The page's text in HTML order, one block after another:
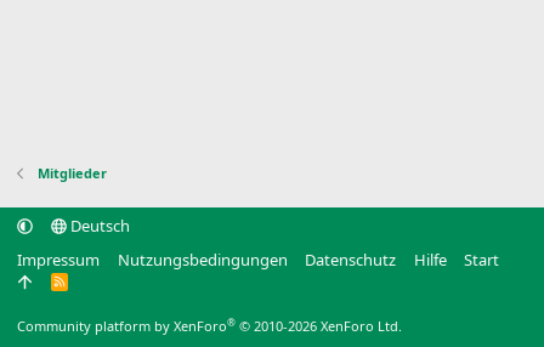
Mitglieder
Deutsch
Impressum
Nutzungsbedingungen Datenschutz Hilfe Start
R
Community platform by XenForo® © 2010-2026 XenForo Ltd.